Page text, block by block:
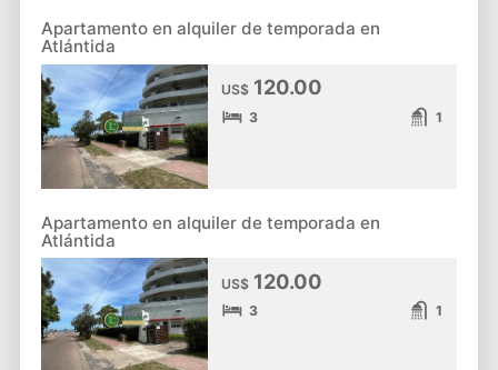
Apartamento en alquiler de temporada en
Atlántida
US$120.00
3 1
Apartamento en alquiler de temporada en
Atlántida
US$120.00
3 1